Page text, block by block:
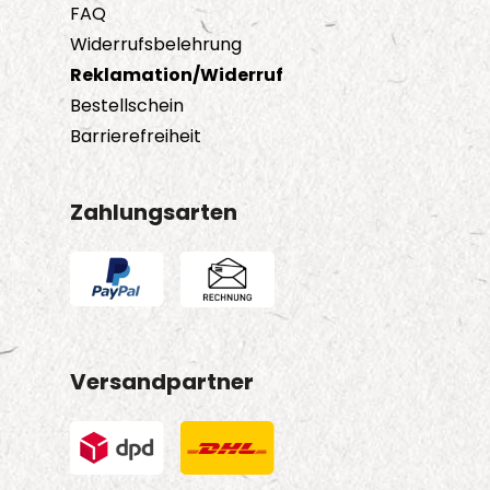
FAQ
Widerrufsbelehrung
Reklamation/Widerruf
Bestellschein
Barrierefreiheit
Zahlungsarten
Versandpartner